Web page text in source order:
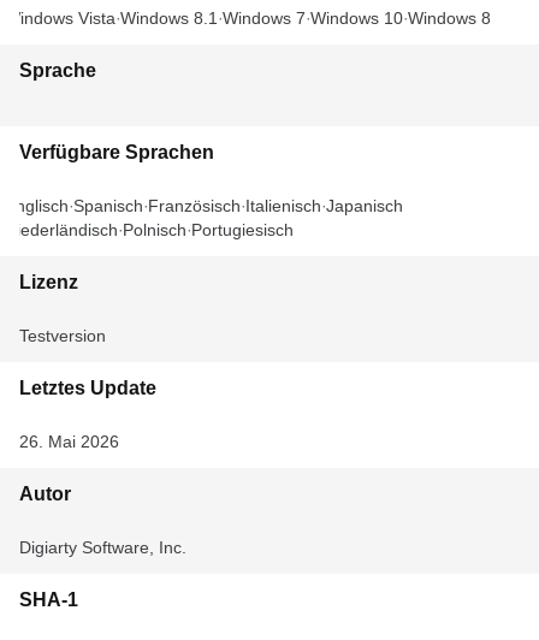
Windows Vista Windows 8.1 Windows 7 Windows 10 Windows 8
Sprache
Verfügbare Sprachen
Englisch Spanisch Französisch Italienisch Japanisch
Niederländisch Polnisch Portugiesisch
Lizenz
Testversion
Letztes Update
26. Mai 2026
Autor
Digiarty Software, Inc.
SHA-1